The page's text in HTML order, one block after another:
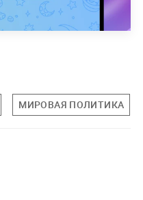
МИРОВАЯ ПОЛИТИКА